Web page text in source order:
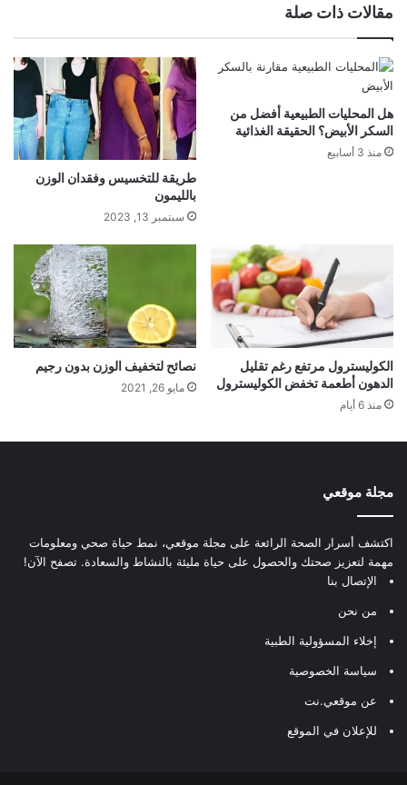
مقالات ذات صلة
هل المحليات الطبيعية أفضل من
السكر الأبيض؟ الحقيقة الغذائية
منذ 3 أسابيع
طريقة للتخسيس وفقدان الوزن
بالليمون
سبتمبر 13, 2023
الكوليسترول مرتفع رغم تقليل
الدهون أطعمة تخفض الكوليسترول
منذ 6 أيام
نصائح لتخفيف الوزن بدون رجيم
مايو 26, 2021
مجلة موقعي
اكتشف أسرار الصحة الرائعة على مجلة موقعي، نمط حياة صحي ومعلومات
مهمة لتعزيز صحتك والحصول على حياة مليئة بالنشاط والسعادة. تصفح الآن!
الإتصال بنا
من نحن
إخلاء المسؤولية الطبية
سياسة الخصوصية
عن موقعي.نت
للإعلان في الموقع